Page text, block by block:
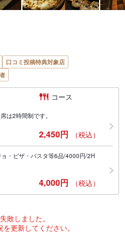
口コミ投稿特典対象店
コース
は2時間制です。
2,450円 （税込）
・ピザ・パスタ等6品/4000円/2H
4,000円 （税込）
敗しました。
更新してください。